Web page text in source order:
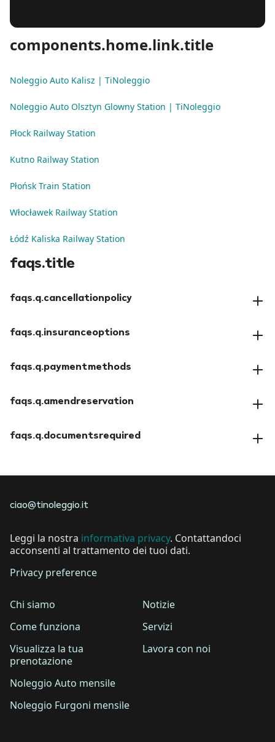
components.home.link.title
Noleggio Auto Kalisz | TiNoleggio
Noleggio Auto Olsztyn Glowny Station | TiNoleggio
Płock Railway Station
Kutno Railway Station
Płońsk Train Station
Włocławek Railway Station
Łódź Kaliska Railway Station
faqs.title
faqs.q.cancellationpolicy
faqs.q.insuranceoptions
faqs.q.paymentmethods
faqs.q.amendreservation
faqs.q.documentsrequired
ciao@tinoleggio.it
Leggi la nostra informativa privacy. Contattandoci
acconsenti al trattamento dei tuoi dati.
Privacy preference
Chi siamo
Come funziona
Visualizza la tua
prenotazione
Noleggio Auto mensile
Noleggio Furgoni mensile
Notizie
Servizi
Lavora con noi